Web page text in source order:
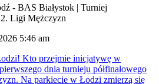
- BAS Białystok | Turniej
Ligi Mężczyzn
5:46 am